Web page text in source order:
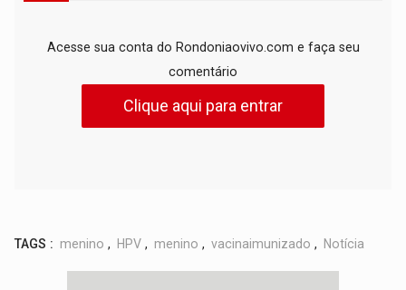
Acesse sua conta do Rondoniaovivo.com e faça seu
comentário
Clique aqui para entrar
TAGS : menino , HPV , menino , vacinaimunizado , Notícia